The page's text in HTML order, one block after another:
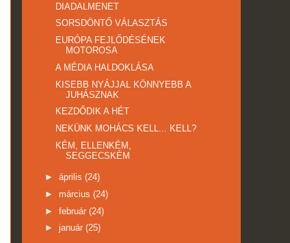
DIADALMENET
SORSDÖNTŐ VÁLASZTÁS
EURÓPA FEJLŐDÉSÉNEK
MOTOROSA
A MÉDIA HALDOKLÁSA
KISEBB NYÁJJAL KÖNNYEBB A
JUHÁSZNAK
KEZDŐDIK A HÉT
NEKÜNK MOHÁCS KELL... KELL?
KÉM, ELLENKÉM,
SEGGECSKÉM
► április (24)
► március (24)
► február (24)
► január (25)